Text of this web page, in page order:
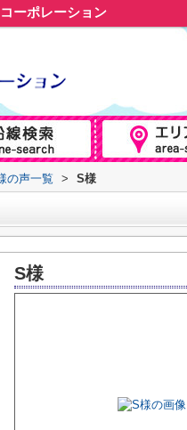
ーポレーション
の声一覧 > S様
S様